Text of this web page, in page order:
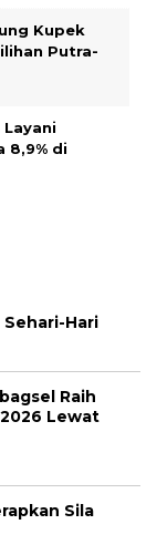
Kupek
Putra-
8,9% di
Hari
Raih
2026 Lewat
Sila